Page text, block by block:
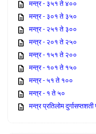
मन्त्र - ३५१ ते ४००
मन्त्र - ३०१ ते ३५०
मन्त्र - २५१ ते ३००
मन्त्र - २०१ ते २५०
मन्त्र - १५१ ते २००
मन्त्र - १०१ ते १५०
मन्त्र - ५१ ते १००
मन्त्र - १ ते ५०
मन्त्र प्रतिलोम दुर्गासप्तशती